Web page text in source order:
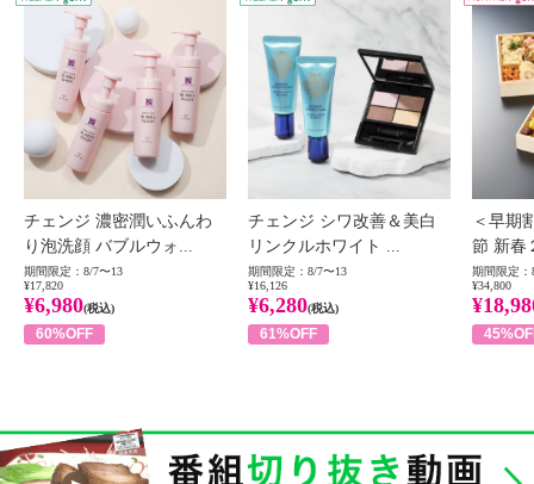
チェンジ 濃密潤いふんわ
り泡洗顔 バブルウォ...
期間限定：8/7〜13
¥17,820
¥6,980(税込)
60%OFF
チェンジ シワ改善＆美白
リンクルホワイト ...
期間限定：8/7〜13
¥16,126
¥6,280(税込)
61%OFF
＜早期
節 新春
期間限定：
¥34,800